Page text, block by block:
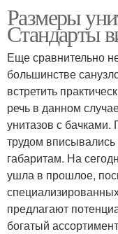
Размеры
Стандарты
Еще сравнительно
большинстве
встретить
речь в данном
унитазов с бачками.
трудом
габаритам. На
ушла в прошлое,
предлагают
богатый